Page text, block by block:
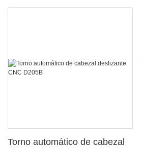
Torno automático de cabezal